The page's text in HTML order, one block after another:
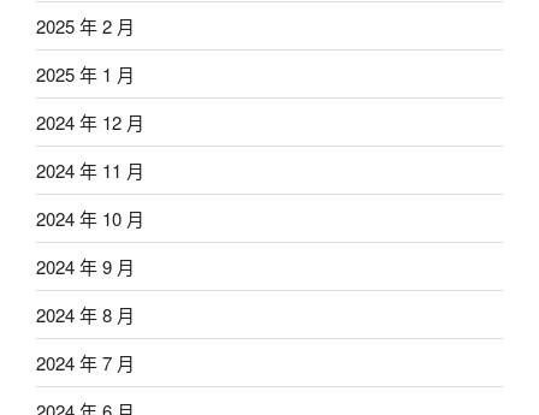
2025 年 2 月
2025 年 1 月
2024 年 12 月
2024 年 11 月
2024 年 10 月
2024 年 9 月
2024 年 8 月
2024 年 7 月